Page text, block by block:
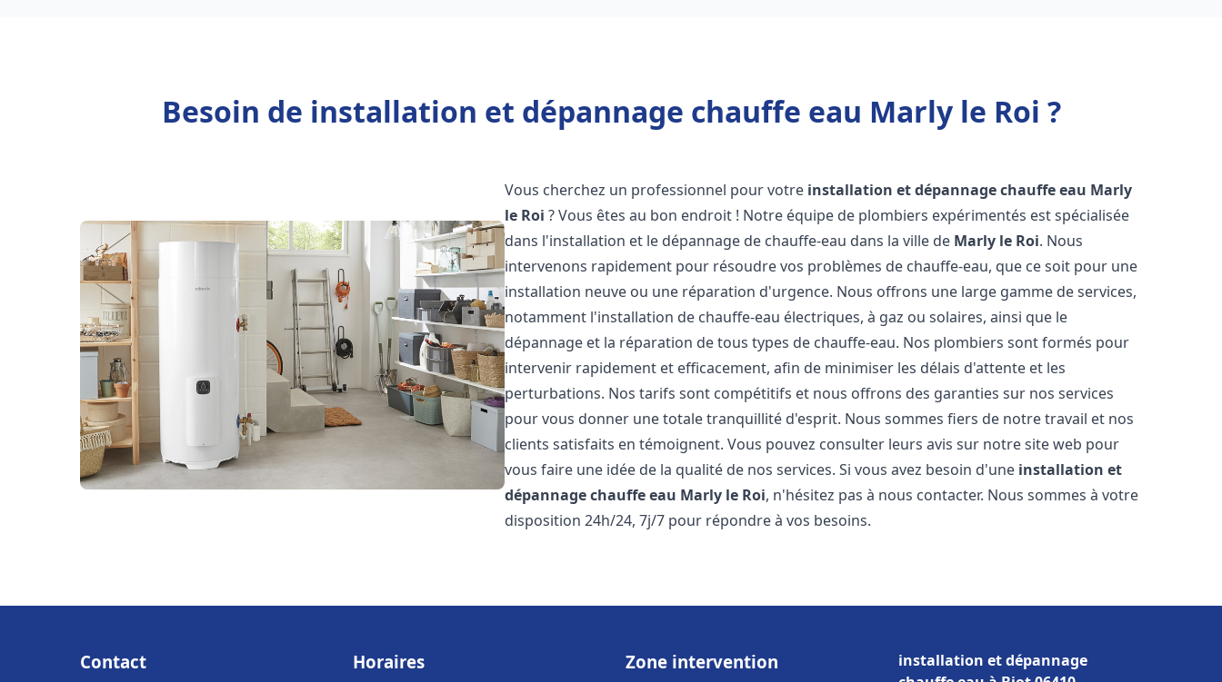
Besoin de installation et dépannage chauffe eau Marly le Roi ?
Vous cherchez un professionnel pour votre installation et dépannage chauffe eau Marly
le Roi ? Vous êtes au bon endroit ! Notre équipe de plombiers expérimentés est spécialisée
dans l'installation et le dépannage de chauffe-eau dans la ville de Marly le Roi. Nous
intervenons rapidement pour résoudre vos problèmes de chauffe-eau, que ce soit pour une
installation neuve ou une réparation d'urgence. Nous offrons une large gamme de services,
notamment l'installation de chauffe-eau électriques, à gaz ou solaires, ainsi que le
dépannage et la réparation de tous types de chauffe-eau. Nos plombiers sont formés pour
intervenir rapidement et efficacement, afin de minimiser les délais d'attente et les
perturbations. Nos tarifs sont compétitifs et nous offrons des garanties sur nos services
pour vous donner une totale tranquillité d'esprit. Nous sommes fiers de notre travail et nos
clients satisfaits en témoignent. Vous pouvez consulter leurs avis sur notre site web pour
vous faire une idée de la qualité de nos services. Si vous avez besoin d'une installation et
dépannage chauffe eau Marly le Roi, n'hésitez pas à nous contacter. Nous sommes à votre
disposition 24h/24, 7j/7 pour répondre à vos besoins.
Contact Horaires Zone intervention
installation et dépannage